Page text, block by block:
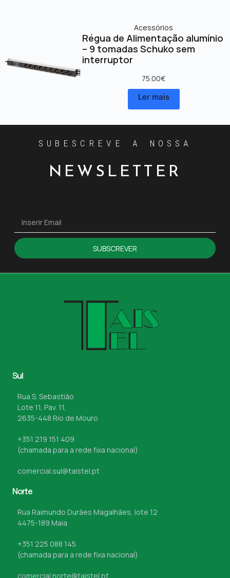
Acessórios
Régua de Alimentação alumínio
– 9 tomadas Schuko sem
interruptor
75.00€
Ler mais
SUBESCREVE A NOSSA
NEWSLETTER
SUBSCREVER
Sul
Rua S. Sebastião
Lote 11, Pav. 11,
2635-448 Rio de Mouro
+351 219 151 409
(chamada para a rede fixa nacional)
comercial.sul@taistel.pt
Norte
Rua Raimundo Durães Magalhães, lote 12
4475-189 Maia
+351 225 088 145
(chamada para a rede fixa nacional)
comercial.norte@taistel.pt